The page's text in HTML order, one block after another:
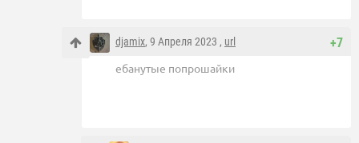
+7
djamix, 9 Апреля 2023 , url
ебанутые попрошайки